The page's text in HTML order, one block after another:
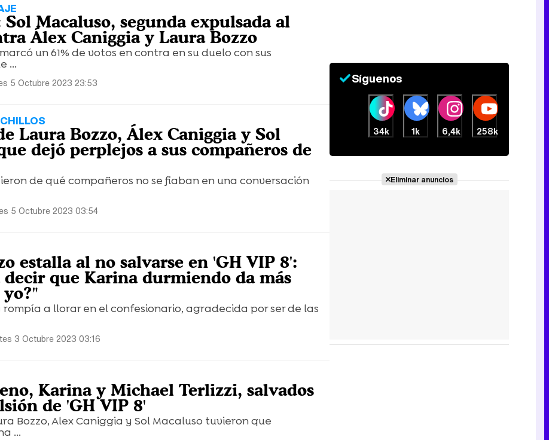
Canción ganadora de Eurovisión 2026: DARA con "Bangaranga" por Bulgaria
Sol Macaluso, segunda expulsada al
Álex Caniggia y Laura Bozzo
un 61% de votos en contra en su duelo con sus
...
5 Octubre 2023 23:53
Laura Bozzo, Álex Caniggia y Sol
dejó perplejos a sus compañeros de
de qué compañeros no se fiaban en una conversación
5 Octubre 2023 03:54
estalla al no salvarse en 'GH VIP 8':
decir que Karina durmiendo da más
rompía a llorar en el confesionario, agradecida por ser de las
3 Octubre 2023 03:16
Karina y Michael Terlizzi, salvados
de 'GH VIP 8'
Bozzo, Alex Caniggia y Sol Macaluso tuvieron que
...
Síguenos
34k 1k 6,4k 258k
Eliminar anuncios